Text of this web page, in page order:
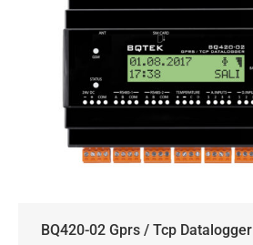
BQ420-02 Gprs / Tcp Datalogger